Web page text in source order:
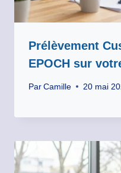
Prélèvement
EPOCH sur
Par Camille 20 mai